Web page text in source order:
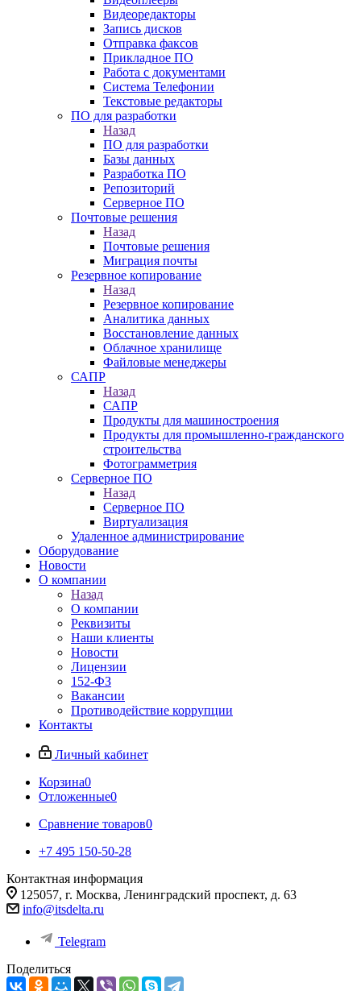
Видеоредакторы
Запись дисков
Отправка факсов
Прикладное ПО
Работа с документами
Система Телефонии
Текстовые редакторы
ПО для разработки
Назад
ПО для разработки
Базы данных
Разработка ПО
Репозиторий
Серверное ПО
Почтовые решения
Назад
Почтовые решения
Миграция почты
Резервное копирование
Назад
Резервное копирование
Аналитика данных
Восстановление данных
Облачное хранилище
Файловые менеджеры
САПР
Назад
САПР
Продукты для машиностроения
Продукты для промышленно-гражданского
строительства
Фотограмметрия
Серверное ПО
Назад
Серверное ПО
Виртуализация
Удаленное администрирование
Оборудование
Новости
О компании
Назад
О компании
Реквизиты
Наши клиенты
Новости
Лицензии
152-ФЗ
Вакансии
Противодействие коррупции
Контакты
Личный кабинет
Корзина0
Отложенные0
Сравнение товаров0
+7 495 150-50-28
Контактная информация
125057, г. Москва, Ленинградский проспект, д. 63
info@itsdelta.ru
Telegram
Поделиться